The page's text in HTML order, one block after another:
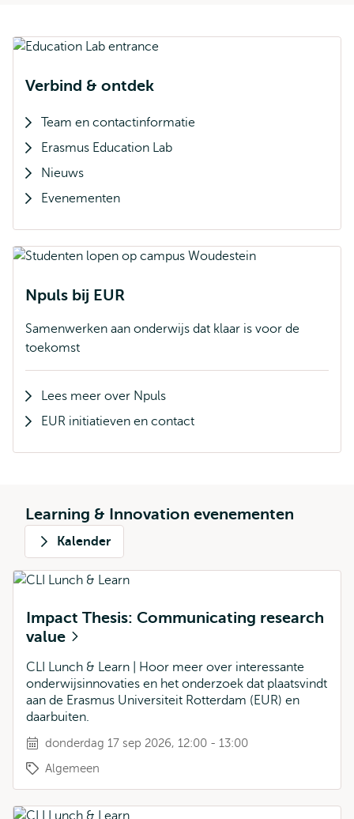
Verbind & ontdek
Team en contactinformatie
Erasmus Education Lab
Nieuws
Evenementen
Npuls bij EUR
Samenwerken aan onderwijs dat klaar is voor de
toekomst
Lees meer over Npuls
EUR initiatieven en contact
Learning & Innovation evenementen
Kalender
Impact Thesis: Communicating research
value
CLI Lunch & Learn | Hoor meer over interessante
onderwijsinnovaties en het onderzoek dat plaatsvindt
aan de Erasmus Universiteit Rotterdam (EUR) en
daarbuiten.
donderdag 17 sep 2026, 12:00 - 13:00
Algemeen